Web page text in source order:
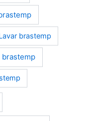
brastemp